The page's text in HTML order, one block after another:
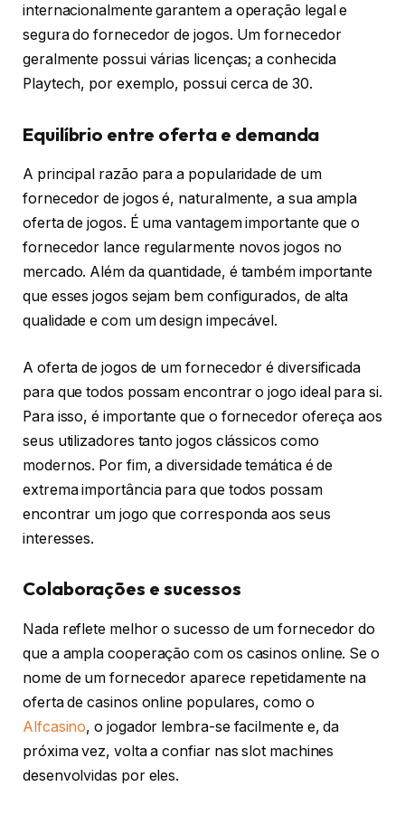
internacionalmente garantem a operação legal e
segura do fornecedor de jogos. Um fornecedor
geralmente possui várias licenças; a conhecida
Playtech, por exemplo, possui cerca de 30.
Equilíbrio entre oferta e demanda
A principal razão para a popularidade de um
fornecedor de jogos é, naturalmente, a sua ampla
oferta de jogos. É uma vantagem importante que o
fornecedor lance regularmente novos jogos no
mercado. Além da quantidade, é também importante
que esses jogos sejam bem configurados, de alta
qualidade e com um design impecável.
A oferta de jogos de um fornecedor é diversificada
para que todos possam encontrar o jogo ideal para si.
Para isso, é importante que o fornecedor ofereça aos
seus utilizadores tanto jogos clássicos como
modernos. Por fim, a diversidade temática é de
extrema importância para que todos possam
encontrar um jogo que corresponda aos seus
interesses.
Colaborações e sucessos
Nada reflete melhor o sucesso de um fornecedor do
que a ampla cooperação com os casinos online. Se o
nome de um fornecedor aparece repetidamente na
oferta de casinos online populares, como o
Alfcasino, o jogador lembra-se facilmente e, da
próxima vez, volta a confiar nas slot machines
desenvolvidas por eles.